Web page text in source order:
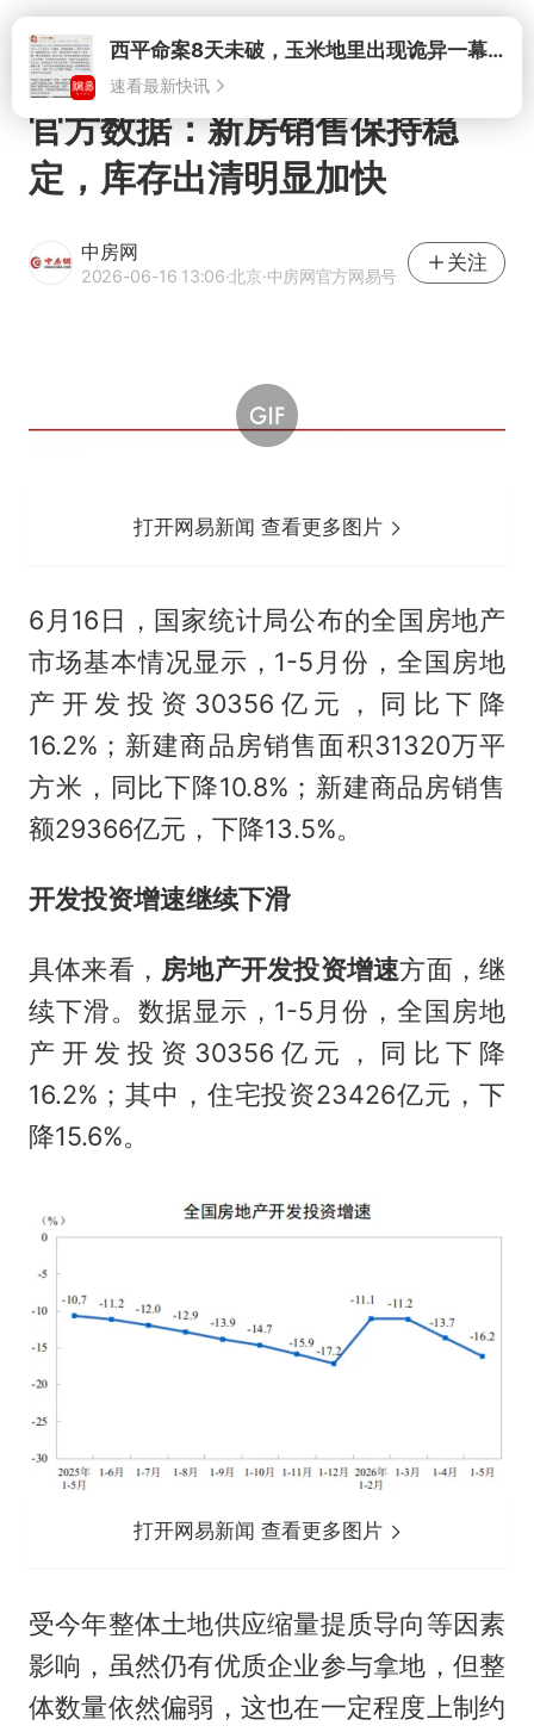
打开
官方数据：新房销售保持稳
定，库存出清明显加快
中房网
2026-06-16 13:06·北京·中房网官方网易号
关注
打开网易新闻 查看更多图片
6月16日，国家统计局公布的全国房地产
市场基本情况显示，1-5月份，全国房地
产开发投资30356亿元，同比下降
16.2%；新建商品房销售面积31320万平
方米，同比下降10.8%；新建商品房销售
额29366亿元，下降13.5%。
开发投资增速继续下滑
具体来看， 房地产开发投资增速方面，继
续下滑。数据显示，1-5月份，全国房地
产开发投资30356亿元，同比下降
16.2%；其中，住宅投资23426亿元，下
降15.6%。
打开网易新闻 查看更多图片
受今年整体土地供应缩量提质导向等因素
影响，虽然仍有优质企业参与拿地，但整
体数量依然偏弱，这也在一定程度上制约